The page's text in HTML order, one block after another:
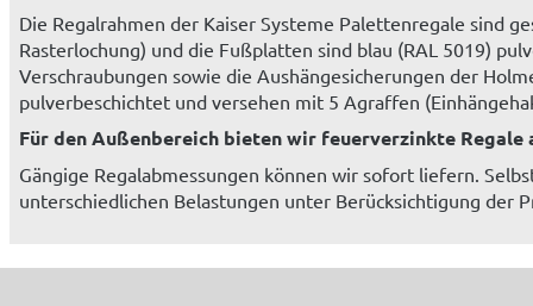
Die Regalrahmen der Kaiser Systeme Palettenregale sind
Rasterlochung) und die Fußplatten sind blau (RAL 5019)
Verschraubungen sowie die Aushängesicherungen der
pulverbeschichtet und versehen mit 5 Agraffen
Für den Außenbereich bieten wir feuerverzinkte Regale
Gängige Regalabmessungen können wir sofort liefern.
unterschiedlichen Belastungen unter Berücksichtigung der